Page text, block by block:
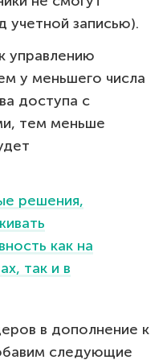
учетной записью).
управлению
у меньшего числа
доступа с
тем меньше
решения,
как на
так и в
в дополнение к
следующие